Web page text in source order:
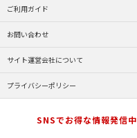
ご利用ガイド
お問い合わせ
サイト運営会社について
プライバシーポリシー
SNSでお得な情報発信中